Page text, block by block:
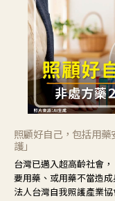
照顧好自己，包括用
護」
台灣已邁入超高齡社會
要用藥、或用藥不當造
法人台灣自我照護產業